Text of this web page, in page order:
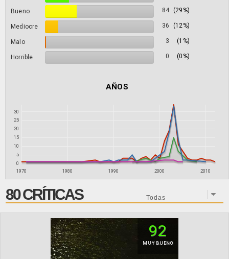
Bueno 84 (29%)
Mediocre 36 (12%)
Malo 3 (1%)
Horrible 0 (0%)
AÑOS
1970 1980 1990 2000 2010
0
5
10
15
20
25
30
80 CRÍTICAS
92
MUY BUENO